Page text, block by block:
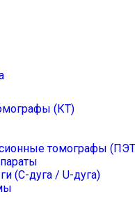
(КТ)
томографы
(С-дуга / U-дуга)